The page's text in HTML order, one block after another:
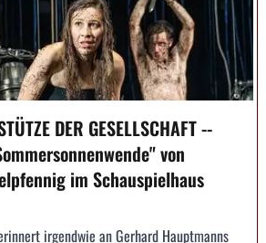
DER GESELLSCHAFT --
von
im Schauspielhaus
irgendwie an Gerhard Hauptmanns